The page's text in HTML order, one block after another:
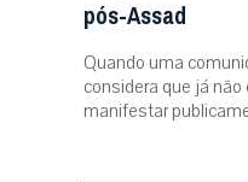
pós-Assad
Quando uma
considera que já
manifestar